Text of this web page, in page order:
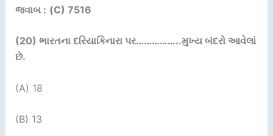
જવાબ : (C) 7516
(20) ભારતના દરિયાકિનારા પર……………..મુખ્ય બંદરો આવેલાં
છે.
(A) 18
(B) 13